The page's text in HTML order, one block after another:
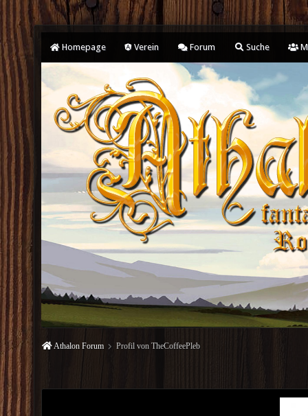
Homepage Verein Forum Suche
Athalon Forum Profil von TheCoffeePleb